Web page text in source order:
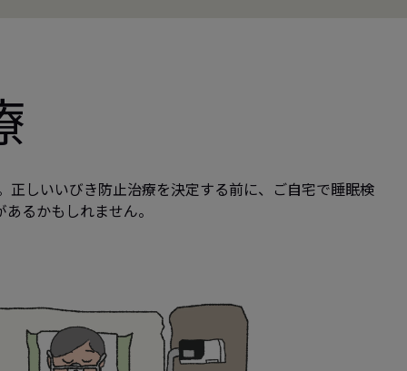
しいいびき防止治療を決定する前に、ご自宅で睡眠検
るかもしれません。